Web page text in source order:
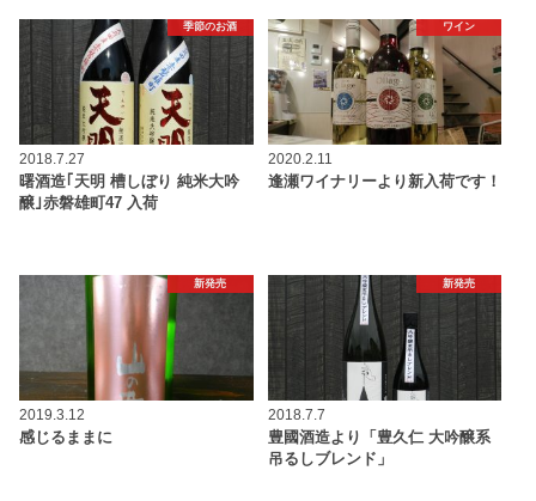
季節のお酒
2018.7.27
曙酒造｢天明 槽しぼり 純米大吟
醸｣赤磐雄町47 入荷
ワイン
2020.2.11
逢瀬ワイナリーより新入荷です！
新発売
2019.3.12
感じるままに
新発売
2018.7.7
豊國酒造より「豊久仁 大吟醸系
吊るしブレンド」